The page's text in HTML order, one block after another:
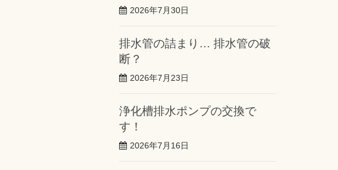
2026年7月30日
排水管の詰まり… 排水管の破
断？
2026年7月23日
浄化槽排水ポンプの交換で
す！
2026年7月16日